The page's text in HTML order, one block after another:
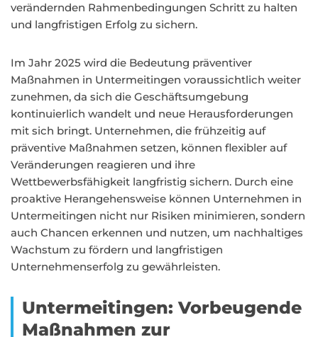
verändernden Rahmenbedingungen Schritt zu halten
und langfristigen Erfolg zu sichern.
Im Jahr 2025 wird die Bedeutung präventiver
Maßnahmen in Untermeitingen voraussichtlich weiter
zunehmen, da sich die Geschäftsumgebung
kontinuierlich wandelt und neue Herausforderungen
mit sich bringt. Unternehmen, die frühzeitig auf
präventive Maßnahmen setzen, können flexibler auf
Veränderungen reagieren und ihre
Wettbewerbsfähigkeit langfristig sichern. Durch eine
proaktive Herangehensweise können Unternehmen in
Untermeitingen nicht nur Risiken minimieren, sondern
auch Chancen erkennen und nutzen, um nachhaltiges
Wachstum zu fördern und langfristigen
Unternehmenserfolg zu gewährleisten.
Untermeitingen: Vorbeugende
Maßnahmen zur